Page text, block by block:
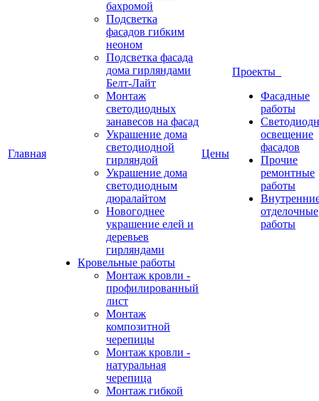
Главная
бахромой
Подсветка
фасадов гибким
неоном
Подсветка фасада
дома гирляндами
Белт-Лайт
Монтаж
светодиодных
занавесов на фасад
Украшение дома
светодиодной
гирляндой
Украшение дома
светодиодным
дюралайтом
Новогоднее
украшение елей и
деревьев
гирляндами
Кровельные работы
Монтаж кровли -
профилированный
лист
Монтаж
композитной
черепицы
Монтаж кровли -
натуральная
черепица
Монтаж гибкой
Цены
Проекты
Фасадные
работы
освещение
фасадов
Прочие
ремонтные
работы
отделочные
работы